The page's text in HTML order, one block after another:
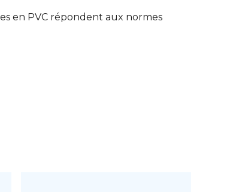
en PVC répondent aux normes